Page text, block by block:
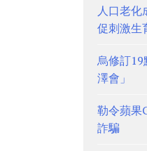
人口老化
促刺激生
烏修訂19
澤會」
勒令蘋果
詐騙